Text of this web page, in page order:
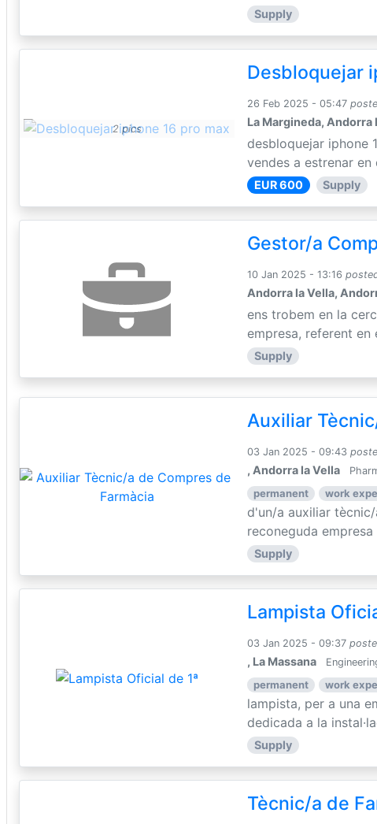
Supply
2 pics
Desbloquejar
26 Feb 2025 - 05:47
La Margineda, Andorra
desbloquejar iphone
vendes a estrenar
EUR 600 Supply
Gestor/a
10 Jan 2025 - 13:16
Andorra la Vella,
ens trobem en la
empresa, referent
Supply
Auxiliar
03 Jan 2025 - 09:43
, Andorra la Vella
permanent work
d'un/a auxiliar
reconeguda
Supply
Lampista
03 Jan 2025 - 09:37
, La Massana
permanent work
lampista, per a una
dedicada a la
Supply
Tècnic/a de